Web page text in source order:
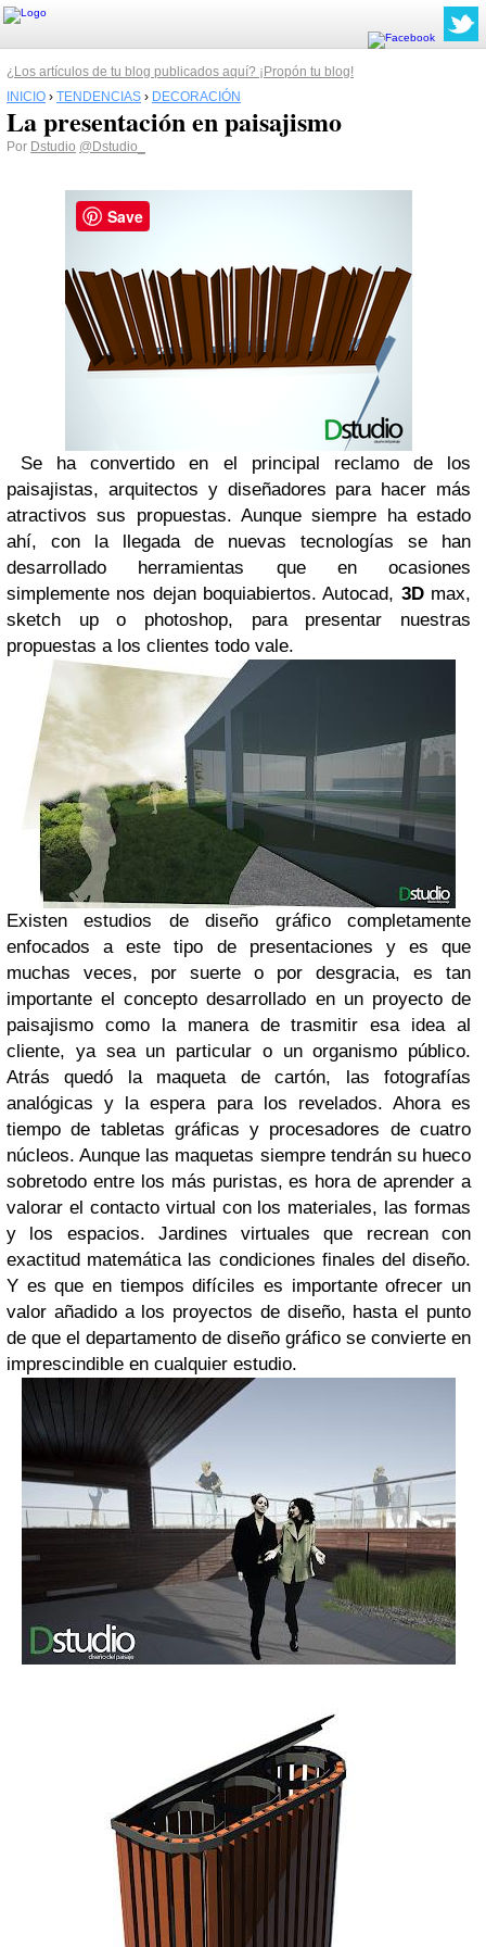
¿Los artículos de tu blog publicados aquí? ¡Propón tu blog!
INICIO › TENDENCIAS › DECORACIÓN
La presentación en paisajismo
Por Dstudio @Dstudio_
Se ha convertido en el principal reclamo de los
paisajistas, arquitectos y diseñadores para hacer más
atractivos sus propuestas. Aunque siempre ha estado
ahí, con la llegada de nuevas tecnologías se han
desarrollado herramientas que en ocasiones
simplemente nos dejan boquiabiertos. Autocad, 3Dmax,
sketch up o photoshop, para presentar nuestras
propuestas a los clientes todo vale.
Existen estudios de diseño gráfico completamente
enfocados a este tipo de presentaciones y es que
muchas veces, por suerte o por desgracia, es tan
importante el concepto desarrollado en un proyecto de
paisajismo como la manera de trasmitir esa idea al
cliente, ya sea un particular o un organismo público.
Atrás quedó la maqueta de cartón, las fotografías
analógicas y la espera para los revelados. Ahora es
tiempo de tabletas gráficas y procesadores de cuatro
núcleos. Aunque las maquetas siempre tendrán su hueco
sobretodo entre los más puristas, es hora de aprender a
valorar el contacto virtual con los materiales, las formas
y los espacios. Jardines virtuales que recrean con
exactitud matemática las condiciones finales del diseño.
Y es que en tiempos difíciles es importante ofrecer un
valor añadido a los proyectos de diseño, hasta el punto
de que el departamento de diseño gráfico se convierte en
imprescindible en cualquier estudio.
Save